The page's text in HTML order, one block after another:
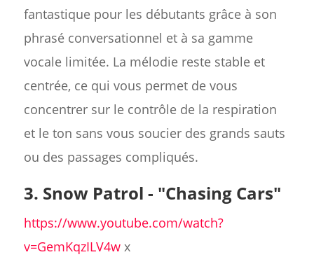
fantastique pour les débutants grâce à son
phrasé conversationnel et à sa gamme
vocale limitée. La mélodie reste stable et
centrée, ce qui vous permet de vous
concentrer sur le contrôle de la respiration
et le ton sans vous soucier des grands sauts
ou des passages compliqués.
3. Snow Patrol - "Chasing Cars"
https://www.youtube.com/watch?
v=GemKqzILV4wx